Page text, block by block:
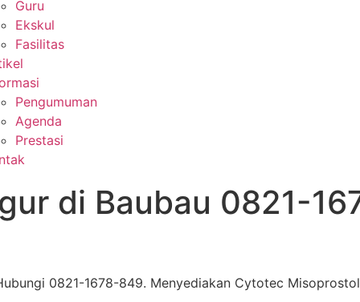
Guru
Ekskul
Fasilitas
Pengumuman
Agenda
Prestasi
di Baubau 0821-
0821-1678-849. Menyediakan Cytotec